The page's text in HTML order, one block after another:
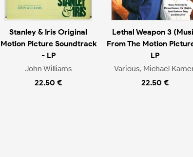
Stanley & Iris Original
Motion Picture Soundtrack
- LP
John Williams
22.50 €
Lethal Weapon 3
From The Motion
LP
Various, Michael
22.50 €